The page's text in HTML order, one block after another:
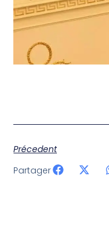
Précedent
Partager